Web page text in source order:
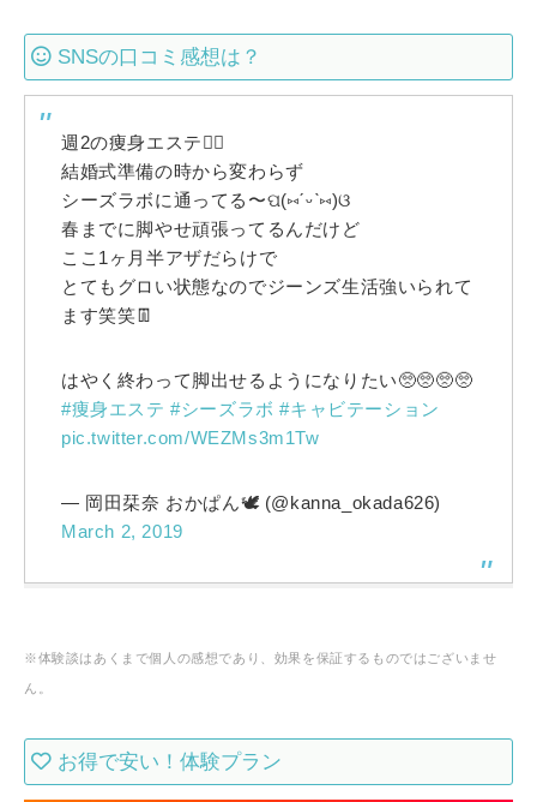
SNSの口コミ感想は？
週2の痩身エステ💆‍♀️
結婚式準備の時から変わらず
シーズラボに通ってる〜ପ(⑅ˊᵕˋ⑅)ଓ
春までに脚やせ頑張ってるんだけど
ここ1ヶ月半アザだらけで
とてもグロい状態なのでジーンズ生活強いられて
ます笑笑👖
はやく終わって脚出せるようになりたい🥺🥺🥺🥺
#痩身エステ #シーズラボ #キャビテーション
pic.twitter.com/WEZMs3m1Tw
— 岡田栞奈 おかぱん🕊 (@kanna_okada626)
March 2, 2019
※体験談はあくまで個人の感想であり、効果を保証するものではございませ
ん。
お得で安い！体験プラン